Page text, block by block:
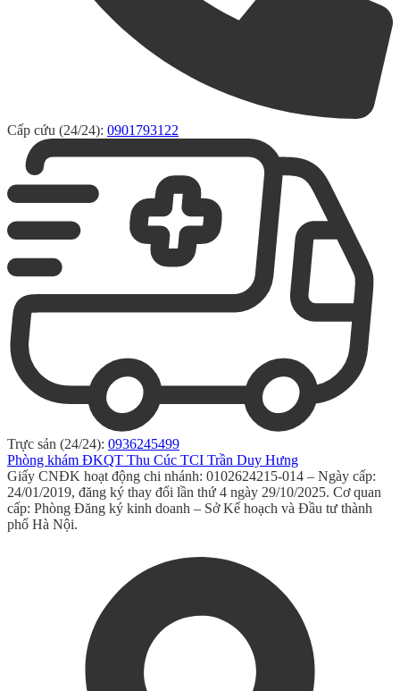
Cấp cứu (24/24): 0901793122
Trực sản (24/24): 0936245499
Phòng khám ĐKQT Thu Cúc TCI Trần Duy Hưng
Giấy CNĐK hoạt động chi nhánh: 0102624215-014 – Ngày cấp:
24/01/2019, đăng ký thay đổi lần thứ 4 ngày 29/10/2025. Cơ quan
cấp: Phòng Đăng ký kinh doanh – Sở Kế hoạch và Đầu tư thành
phố Hà Nội.